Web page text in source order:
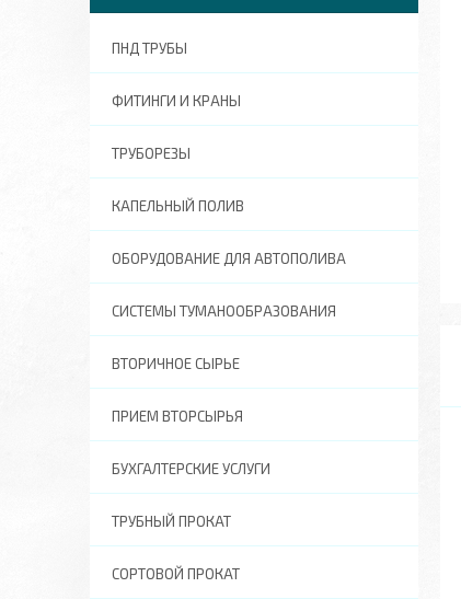
ПНД ТРУБЫ
ФИТИНГИ И КРАНЫ
ТРУБОРЕЗЫ
КАПЕЛЬНЫЙ ПОЛИВ
ОБОРУДОВАНИЕ ДЛЯ АВТОПОЛИВА
СИСТЕМЫ ТУМАНООБРАЗОВАНИЯ
ВТОРИЧНОЕ СЫРЬЕ
ПРИЕМ ВТОРСЫРЬЯ
БУХГАЛТЕРСКИЕ УСЛУГИ
ТРУБНЫЙ ПРОКАТ
СОРТОВОЙ ПРОКАТ